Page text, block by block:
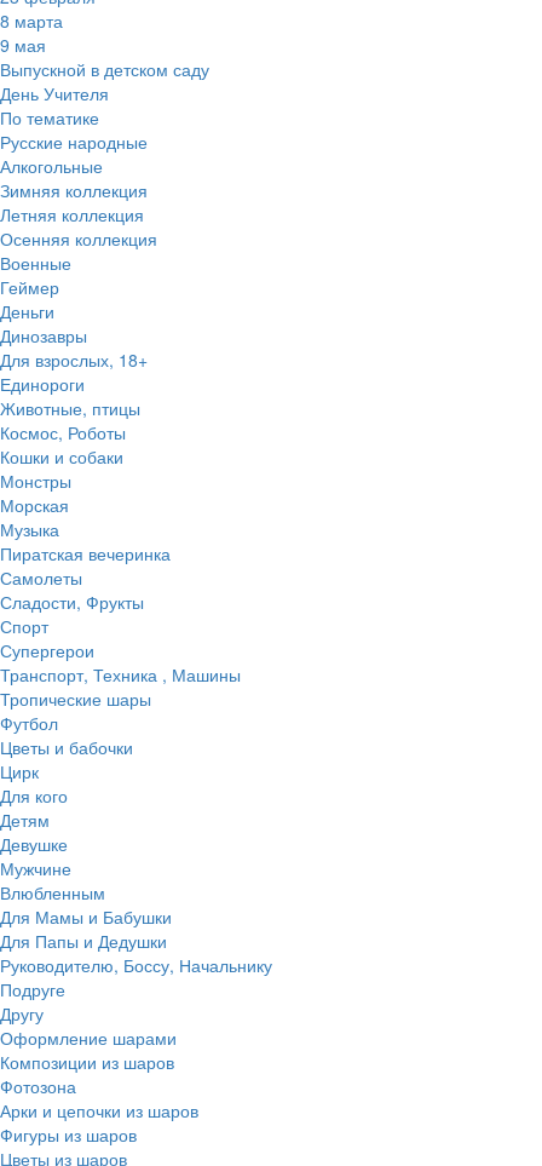
8 марта
9 мая
Выпускной в детском саду
День Учителя
По тематике
Русские народные
Алкогольные
Зимняя коллекция
Летняя коллекция
Осенняя коллекция
Военные
Геймер
Деньги
Динозавры
Для взрослых, 18+
Единороги
Животные, птицы
Космос, Роботы
Кошки и собаки
Монстры
Морская
Музыка
Пиратская вечеринка
Самолеты
Сладости, Фрукты
Спорт
Супергерои
Транспорт, Техника , Машины
Тропические шары
Футбол
Цветы и бабочки
Цирк
Для кого
Детям
Девушке
Мужчине
Влюбленным
Для Мамы и Бабушки
Для Папы и Дедушки
Руководителю, Боссу, Начальнику
Подруге
Другу
Оформление шарами
Композиции из шаров
Фотозона
Арки и цепочки из шаров
Фигуры из шаров
Цветы из шаров